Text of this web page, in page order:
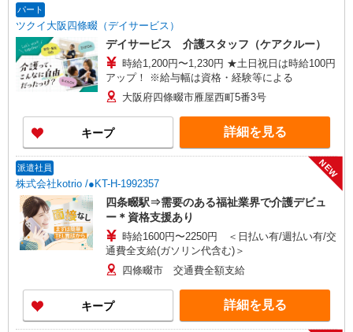
パート
ツクイ大阪四條畷（デイサービス）
デイサービス 介護スタッフ（ケアクルー）
時給1,200円〜1,230円 ★土日祝日は時給100円
アップ！ ※給与幅は資格・経験等による
大阪府四條畷市雁屋西町5番3号
キープ 詳細を見る
派遣社員
株式会社kotrio /●KT-H-1992357
NEW
四条畷駅⇒需要のある福祉業界で介護デビュ
ー＊資格支援あり
時給1600円〜2250円 ＜日払い有/週払い有/交
通費全支給(ガソリン代含む)＞
四條畷市 交通費全額支給
キープ 詳細を見る